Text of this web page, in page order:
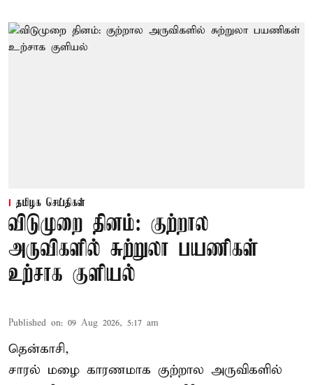
தமிழக செய்திகள்
விடுமுறை தினம்: குற்றால
அருவிகளில் சுற்றுலா பயணிகள்
உற்சாக குளியல்
Published on: 09 Aug 2026, 5:17 am
தென்காசி,
சாரல் மழை காரணமாக குற்றால அருவிகளில்